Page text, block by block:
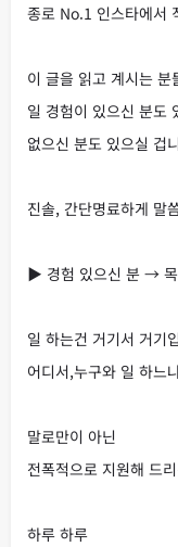
종로 No.1 인스타에서
이 글을 읽고 계시는 분
일 경험이 있으신 분도
없으신 분도 있으실 겁
진솔, 간단명료하게 말
▶ 경험 있으신 분 → 목
일 하는건 거기서 거기
어디서,누구와 일 하느
말로만이 아닌
전폭적으로 지원해 드
하루 하루